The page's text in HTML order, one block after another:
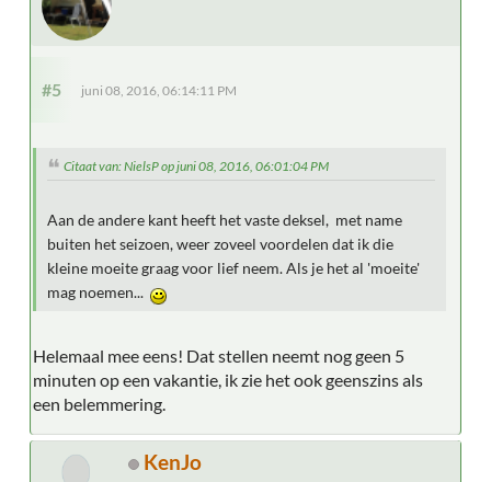
#5 juni 08, 2016, 06:14:11 PM
Citaat van: NielsP op juni 08, 2016, 06:01:04 PM
Aan de andere kant heeft het vaste deksel, met name
buiten het seizoen, weer zoveel voordelen dat ik die
kleine moeite graag voor lief neem. Als je het al 'moeite'
mag noemen...
Helemaal mee eens! Dat stellen neemt nog geen 5
minuten op een vakantie, ik zie het ook geenszins als
een belemmering.
KenJo